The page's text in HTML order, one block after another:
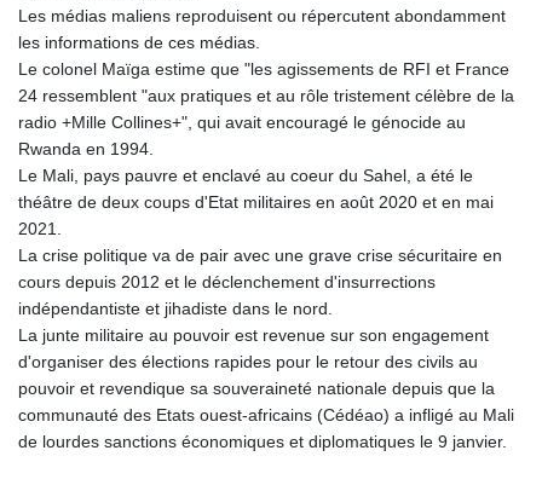
Les médias maliens reproduisent ou répercutent abondamment
les informations de ces médias.
Le colonel Maïga estime que "les agissements de RFI et France
24 ressemblent "aux pratiques et au rôle tristement célèbre de la
radio +Mille Collines+", qui avait encouragé le génocide au
Rwanda en 1994.
Le Mali, pays pauvre et enclavé au coeur du Sahel, a été le
théâtre de deux coups d'Etat militaires en août 2020 et en mai
2021.
La crise politique va de pair avec une grave crise sécuritaire en
cours depuis 2012 et le déclenchement d'insurrections
indépendantiste et jihadiste dans le nord.
La junte militaire au pouvoir est revenue sur son engagement
d'organiser des élections rapides pour le retour des civils au
pouvoir et revendique sa souveraineté nationale depuis que la
communauté des Etats ouest-africains (Cédéao) a infligé au Mali
de lourdes sanctions économiques et diplomatiques le 9 janvier.